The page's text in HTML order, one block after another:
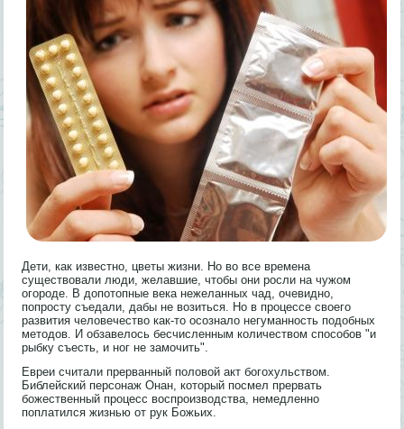
Дети, как известно, цветы жизни. Но во все времена
существовали люди, желавшие, чтобы они росли на чужом
огороде. В допотопные века нежеланных чад, очевидно,
попросту съедали, дабы не возиться. Но в процессе своего
развития человечество как-то осознало негуманность подобных
методов. И обзавелось бесчисленным количеством способов "и
рыбку съесть, и ног не замочить".
Евреи считали прерванный половой акт богохульством.
Библейский персонаж Онан, который посмел прервать
божественный процесс воспроизводства, немедленно
поплатился жизнью от рук Божьих.